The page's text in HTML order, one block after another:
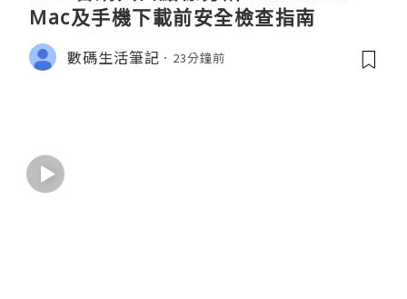
Mac及手機下載前安全檢查指南
數碼生活筆記 23分鐘前